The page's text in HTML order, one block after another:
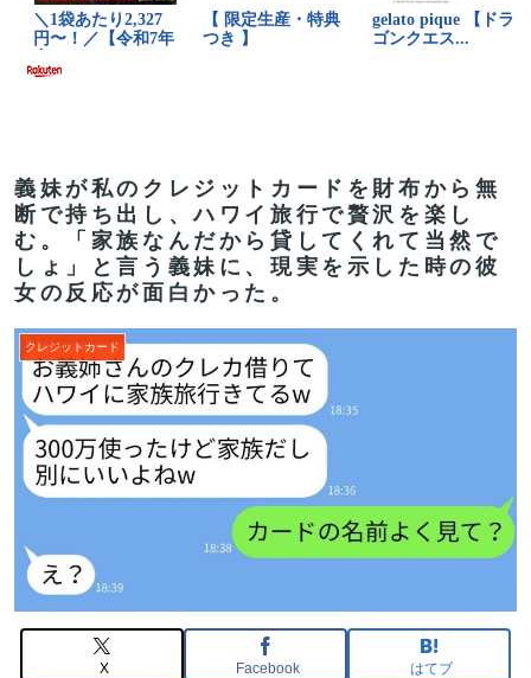
義妹が私のクレジットカードを財布から無
断で持ち出し、ハワイ旅行で贅沢を楽し
む。「家族なんだから貸してくれて当然で
しょ」と言う義妹に、現実を示した時の彼
女の反応が面白かった。
クレジットカード
X Facebook はてブ